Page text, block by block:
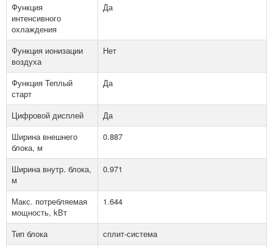
Функция
интенсивного
охлаждения
Да
Функция ионизации
воздуха
Нет
Функция Теплый
старт
Да
Цифровой дисплей
Да
Ширина внешнего
блока, м
0.887
Ширина внутр. блока,
м
0.971
Макс. потребляемая
мощность, kВт
1.644
Тип блока
сплит-система